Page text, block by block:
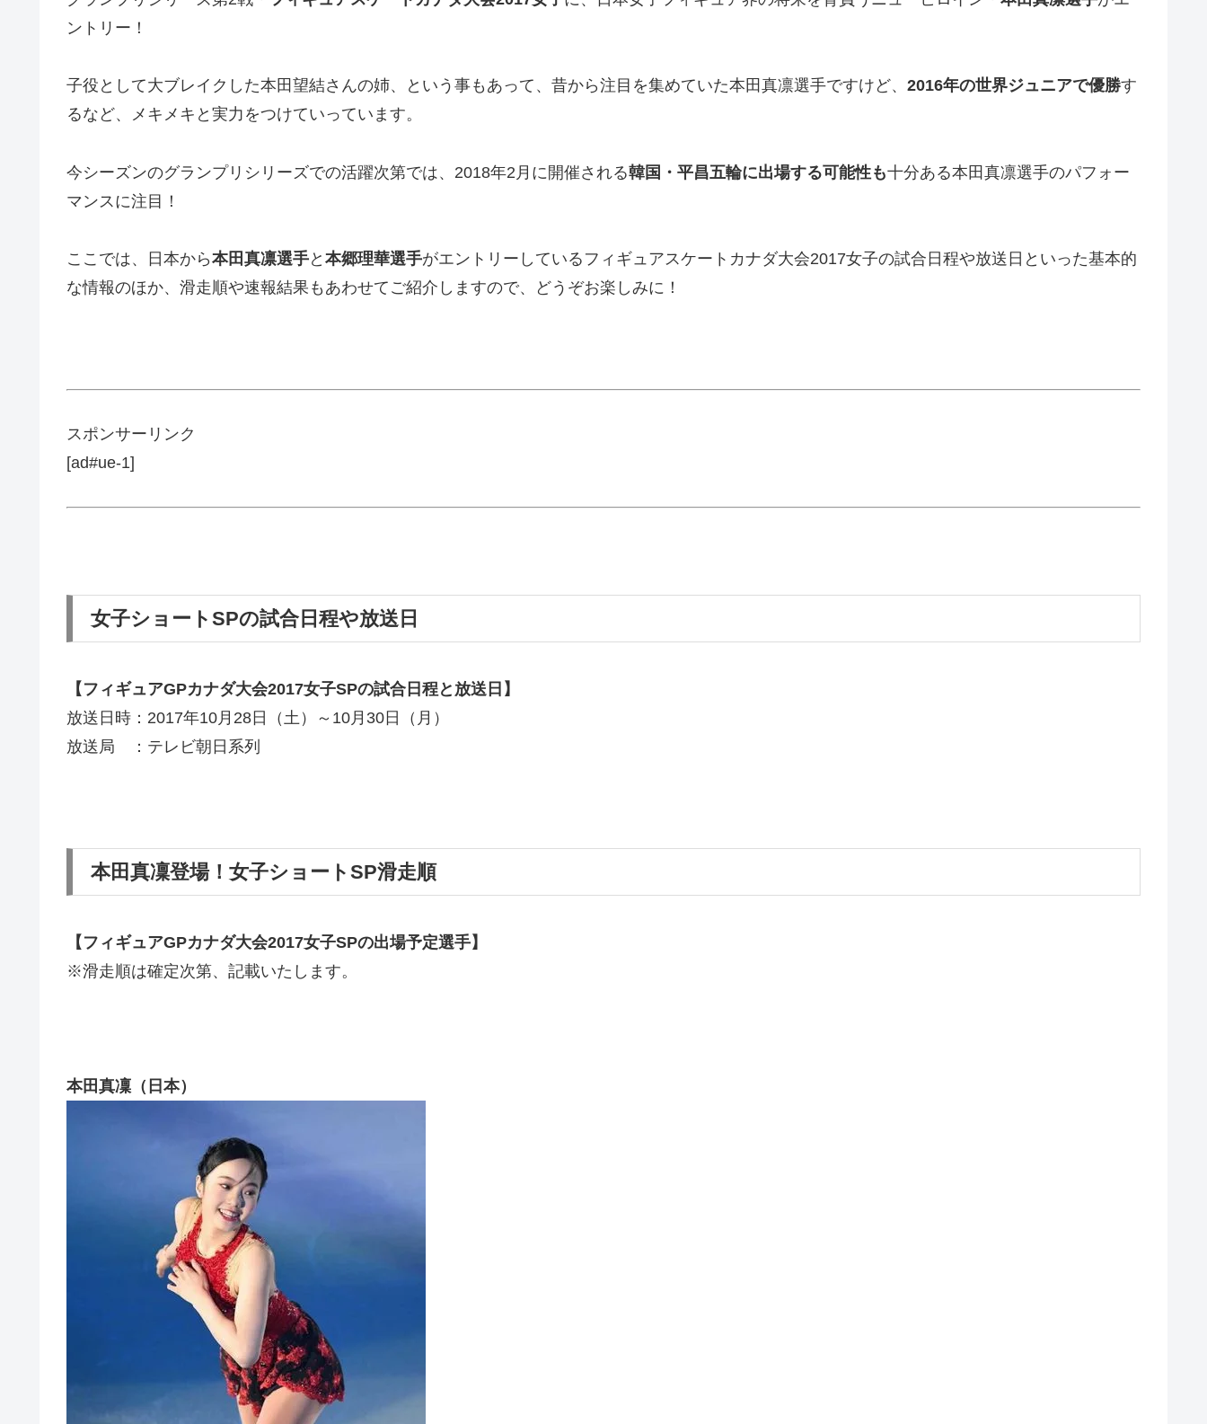
ントリー！
子役として大ブレイクした本田望結さんの姉、という事もあって、昔から注目を集めていた本田真凛選手ですけど、 2016年の世界ジュニアで優勝す
るなど、メキメキと実力をつけていっています。
今シーズンのグランプリシリーズでの活躍次第では、2018年2月に開催される韓国・平昌五輪に出場する可能性も十分ある本田真凛選手のパフォー
マンスに注目！
ここでは、日本から本田真凛選手と 本郷理華選手がエントリーしているフィギュアスケートカナダ大会2017女子の試合日程や放送日といった基本的
な情報のほか、滑走順や速報結果もあわせてご紹介しますので、どうぞお楽しみに！
スポンサーリンク
[ad#ue-1]
女子ショートSPの試合日程や放送日
【フィギュアGPカナダ大会2017女子SPの試合日程と放送日】
放送日時：2017年10月28日（土）～10月30日（月）
放送局 ：テレビ朝日系列
本田真凜登場！女子ショートSP滑走順
【フィギュアGPカナダ大会2017女子SPの出場予定選手】
※滑走順は確定次第、記載いたします。
本田真凜（日本）